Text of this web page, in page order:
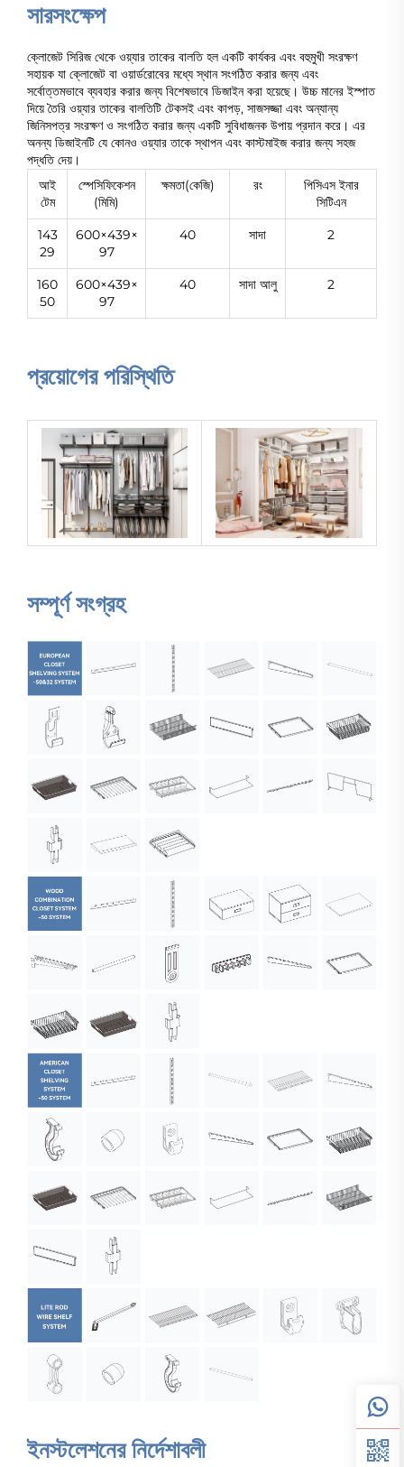
সারসংক্ষেপ
ক্লোজেট সিরিজ থেকে ওয়্যার তাকের বালতি হল একটি কার্যকর এবং বহুমুখী সংরক্ষণ
সহায়ক যা ক্লোজেট বা ওয়ার্ডরোবের মধ্যে স্থান সংগঠিত করার জন্য এবং
সর্বোত্তমভাবে ব্যবহার করার জন্য বিশেষভাবে ডিজাইন করা হয়েছে। উচ্চ মানের ইস্পাত
দিয়ে তৈরি ওয়্যার তাকের বালতিটি টেকসই এবং কাপড়, সাজসজ্জা এবং অন্যান্য
জিনিসপত্র সংরক্ষণ ও সংগঠিত করার জন্য একটি সুবিধাজনক উপায় প্রদান করে। এর
অনন্য ডিজাইনটি যে কোনও ওয়্যার তাকে স্থাপন এবং কাস্টমাইজ করার জন্য সহজ
পদ্ধতি দেয়।
আই
টেম
স্পেসিফিকেশন
(মিমি)
ক্ষমতা(কেজি) রং
পিসিএস ইনার
সিটিএন
143
29
600×439×
97
40 সাদা 2
160
50
600×439×
97
40 সাদা আলু 2
প্রয়োগের পরিস্থিতি
সম্পূর্ণ সংগ্রহ
ইনস্টলেশনের নির্দেশাবলী